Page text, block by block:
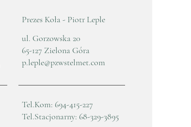
Prezes Koła - Piotr Leple
ul. Gorzowska 20
65-127 Zielona Góra
p.leple@pzwstelmet.com
Tel.Kom: 694-415-227
Tel.Stacjonarny: 68-329-3895